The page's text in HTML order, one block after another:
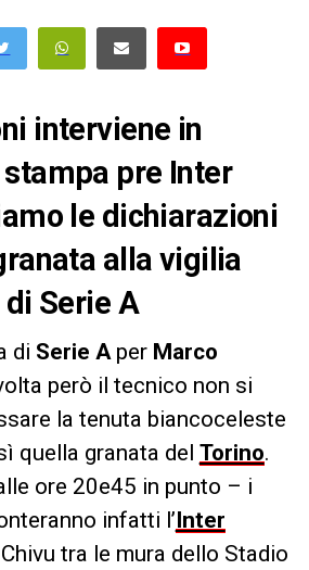
interviene in
pre Inter
le dichiarazioni
alla vigilia
Serie A
di Serie A per Marco
però il tecnico non si
la tenuta biancoceleste
quella granata del Torino.
ore 20e45 in punto – i
infatti l’Inter
tra le mura dello Stadio